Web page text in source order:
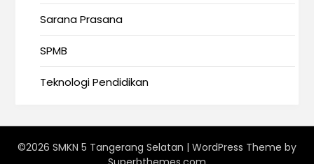
Sarana Prasana
SPMB
Teknologi Pendidikan
©2026 SMKN 5 Tangerang Selatan | WordPress Theme by